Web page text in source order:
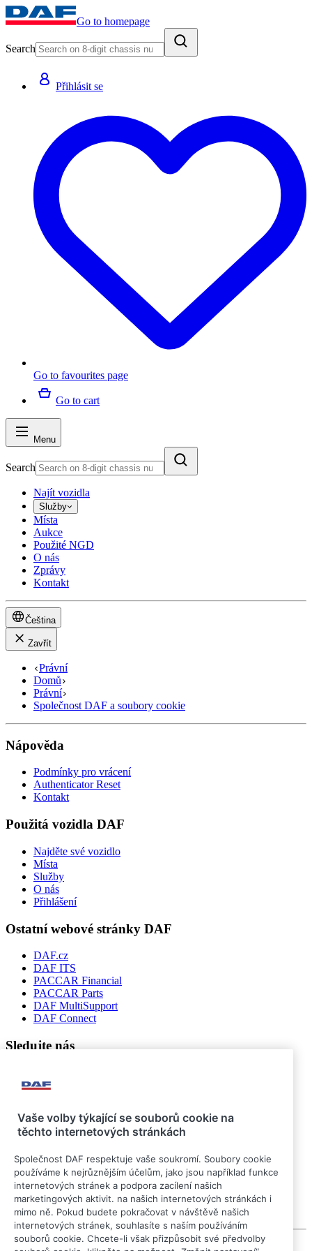
Go to homepage
Search
Přihlásit se
Go to favourites page
Go to cart
Menu
Search
Najít vozidla
Služby
Místa
Aukce
Použité NGD
O nás
Zprávy
Kontakt
Čeština
Zavřít
Právní
Domů
Právní
Společnost DAF a soubory cookie
Nápověda
Podmínky pro vrácení
Authenticator Reset
Kontakt
Použitá vozidla DAF
Najděte své vozidlo
Místa
Služby
O nás
Přihlášení
Ostatní webové stránky DAF
DAF.cz
DAF ITS
PACCAR Financial
PACCAR Parts
DAF MultiSupport
DAF Connect
Sledujte nás
© 2026 DAF
Vaše volby týkající se souborů cookie na
těchto internetových stránkách
Společnost DAF respektuje vaše soukromí. Soubory cookie
používáme k nejrůznějším účelům, jako jsou například funkce
internetových stránek a podpora zacílení našich
marketingových aktivit. na našich internetových stránkách i
mimo ně. Pokud budete pokračovat v návštěvě našich
internetových stránek, souhlasíte s naším používáním
souborů cookie. Chcete-li však přizpůsobit své předvolby